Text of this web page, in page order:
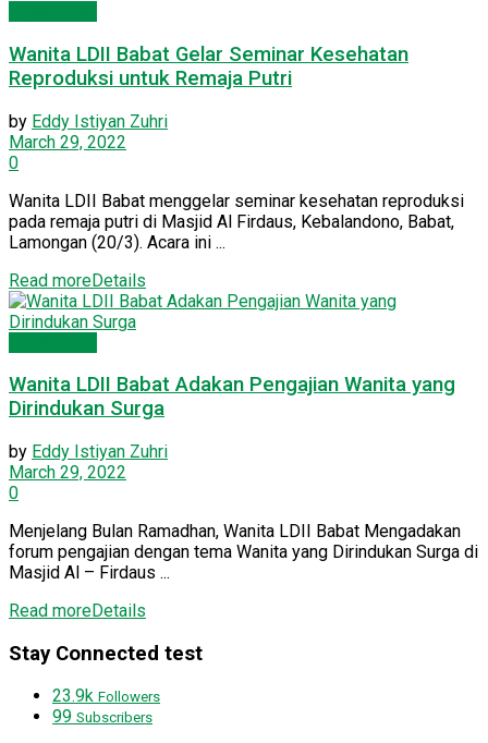
Wanita LDII Babat Gelar Seminar Kesehatan
Reproduksi untuk Remaja Putri
by Eddy Istiyan Zuhri
March 29, 2022
0
Wanita LDII Babat menggelar seminar kesehatan reproduksi
pada remaja putri di Masjid Al Firdaus, Kebalandono, Babat,
Lamongan (20/3). Acara ini ...
Read moreDetails
Wanita LDII Babat Adakan Pengajian Wanita yang
Dirindukan Surga
by Eddy Istiyan Zuhri
March 29, 2022
0
Menjelang Bulan Ramadhan, Wanita LDII Babat Mengadakan
forum pengajian dengan tema Wanita yang Dirindukan Surga di
Masjid Al – Firdaus ...
Read moreDetails
Stay Connected test
23.9k Followers
99 Subscribers